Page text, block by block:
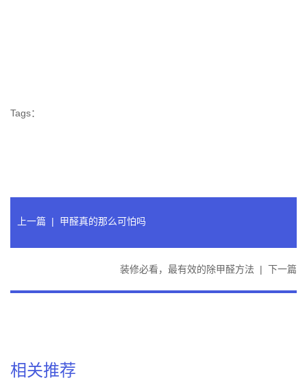
Tags：
上一篇 | 甲醛真的那么可怕吗
装修必看，最有效的除甲醛方法 | 下一篇
相关推荐